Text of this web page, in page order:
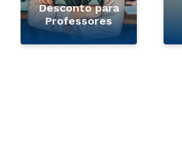
Desconto para
Professores